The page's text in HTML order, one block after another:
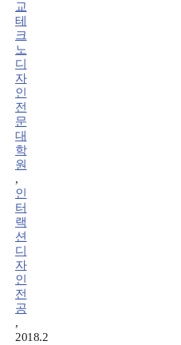
교
테
크
노
디
자
인
전
문
대
학
원
,
인
터
랙
션
디
자
인
전
공
,
2018.2